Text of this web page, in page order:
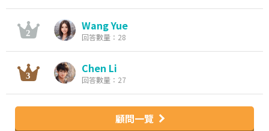
Wang Yue
回答數量：28
Chen Li
回答數量：27
顧問一覽